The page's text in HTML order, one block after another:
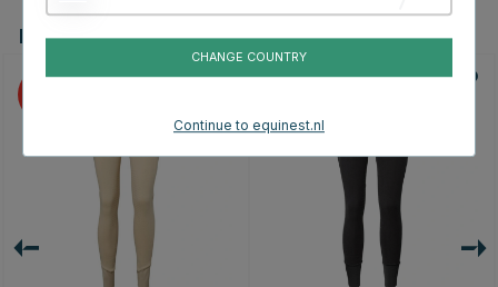
Dit vind je misschien ook leuk
CHANGE COUNTRY
Continue to equinest.nl